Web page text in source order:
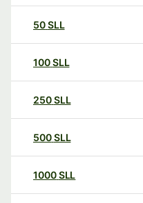
50SLL
100SLL
250SLL
500SLL
1000SLL